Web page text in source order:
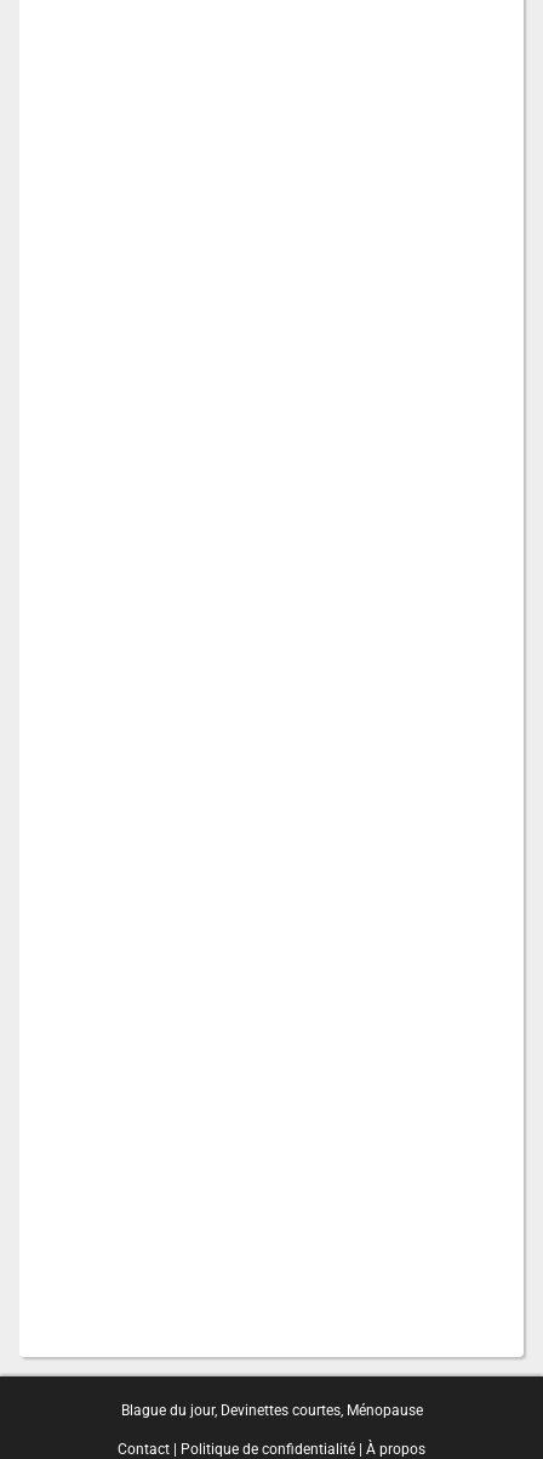
Blague du jour, Devinettes courtes, Ménopause
Contact Politique de confidentialité À propos